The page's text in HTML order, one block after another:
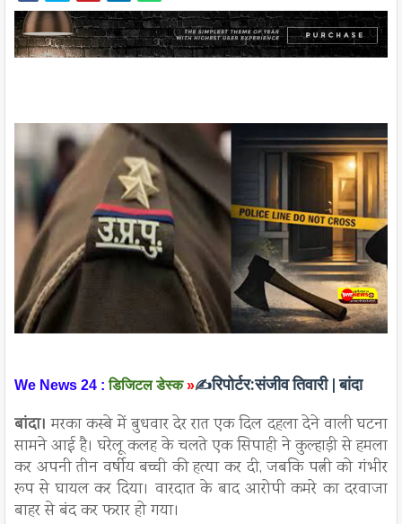
We News 24 : डिजिटल डेस्क »✍️रिपोर्टर:संजीव तिवारी | बांदा
बांदा।मरका कस्बे में बुधवार देर रात एक दिल दहला देने वाली घटना
सामने आई है। घरेलू कलह के चलते एक सिपाही ने कुल्हाड़ी से हमला
कर अपनी तीन वर्षीय बच्ची की हत्या कर दी, जबकि पत्नी को गंभीर
रूप से घायल कर दिया। वारदात के बाद आरोपी कमरे का दरवाजा
बाहर से बंद कर फरार हो गया।